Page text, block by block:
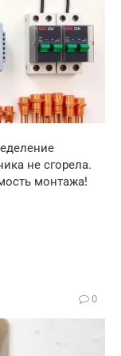
не сгорела.
монтажа!
0